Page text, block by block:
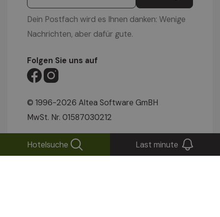
Dein Postfach wird es Ihnen danken: Wenige
Nachrichten, aber dafür gute.
Folgen Sie uns auf
© 1996-2026 Altea Software GmBH
MwSt. Nr. 01587030212
IMPRESSUM |PRIVACY POLICY |
COOKIE
EINSTELLUNGEN|
Hotelsuche Last minute